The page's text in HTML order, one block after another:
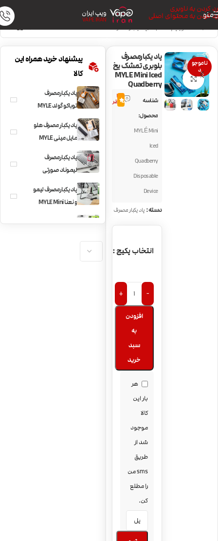
رد کردن به ناوبری
رد کردن به محتوای اصلی
منو ویپ ایران
VAPE IRAN
خانه/دستگاه ویپ | Vape Kit /پاد یکبار مصرف
ناموجو
د
بزرگنمایی تصویر
پاد یکبارمصرف
بلوبری تمشک یخ
MYLE Mini Iced
Quadberry
شناسه
محصول:
MYLÉ Mini
Iced
Quadberry
Disposable
Device
3
نظر5.0
دسته: پاد یکبار مصرف
انتخاب پکیج
-
+
افزودن
به
سبد
خرید
هر
بار این
کالا
موجود
شد از
طریق
sms من
را مطلع
کن.
پیشنهاد خرید همراه این
کالا
پاد یکبارمصرف
توباکو گولد MYLE
Mini Tobacco
پاد یکبار مصرف هلو
مایل مینی MYLE
Mini Peach
پاد یکبارمصرف
لیموناد صورتی
MYLE Mini Pink
Lemonade
پاد یکبارمصرف لیمو
و نعنا MYLE Mini
Lemon Mint
پاد یکبارمصرف نعنا